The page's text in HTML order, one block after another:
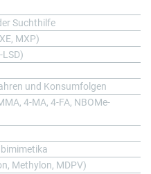
Suchthilfe
MXP)
LSD)
und Konsumfolgen
4-MA, 4-FA, NBOMe-
Methylon, MDPV)